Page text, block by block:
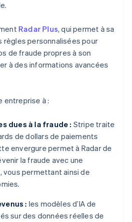
Radar Plus, qui permet à sa
règles personnalisées pour
de fraude propres à son
à des informations avancées
entreprise à :
dues à la fraude : Stripe traite
de dollars de paiements
envergure permet à Radar de
la fraude avec une
vous permettant ainsi de
: les modèles d’IA de
sur des données réelles de